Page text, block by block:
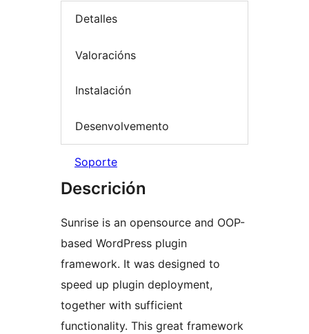
Detalles
Valoracións
Instalación
Desenvolvemento
Soporte
Descrición
Sunrise is an opensource and OOP-
based WordPress plugin
framework. It was designed to
speed up plugin deployment,
together with sufficient
functionality. This great framework